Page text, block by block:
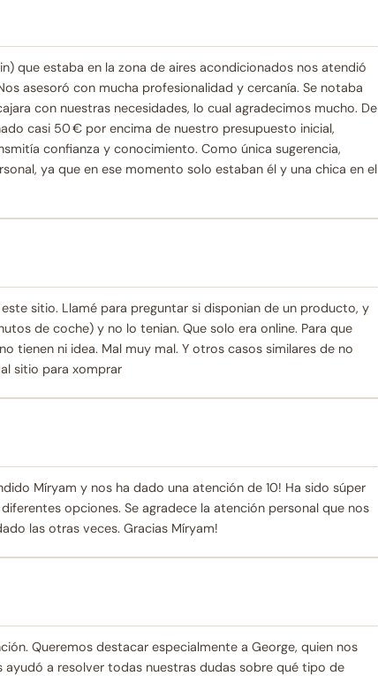
que estaba en la zona de aires acondicionados nos atendió
asesoró con mucha profesionalidad y cercanía. Se notaba
con nuestras necesidades, lo cual agradecimos mucho. De
casi 50 € por encima de nuestro presupuesto inicial,
confianza y conocimiento. Como única sugerencia,
ya que en ese momento solo estaban él y una chica en el
sitio. Llamé para preguntar si disponian de un producto, y
de coche) y no lo tenian. Que solo era online. Para que
tienen ni idea. Mal muy mal. Y otros casos similares de no
sitio para xomprar
Míryam y nos ha dado una atención de 10! Ha sido súper
opciones. Se agradece la atención personal que nos
las otras veces. Gracias Míryam!
Queremos destacar especialmente a George, quien nos
a resolver todas nuestras dudas sobre qué tipo de